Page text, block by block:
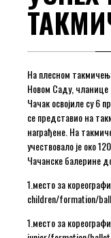
На плесном
Новом Саду, чланице
Чачак освојиле су 6
се представио на
награђене. На
учествовало је око
Чачанске балерине
1.место за
children/formation/
1.место за